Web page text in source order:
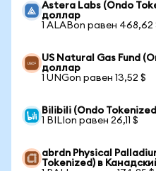
Astera Labs (Ondo
доллар
1 ALABon равен 468,62
US Natural Gas Fund
доллар
1 UNGon равен 13,52 $
Bilibili (Ondo
1 BILIon равен 26,11 $
abrdn Physical
Tokenized) в